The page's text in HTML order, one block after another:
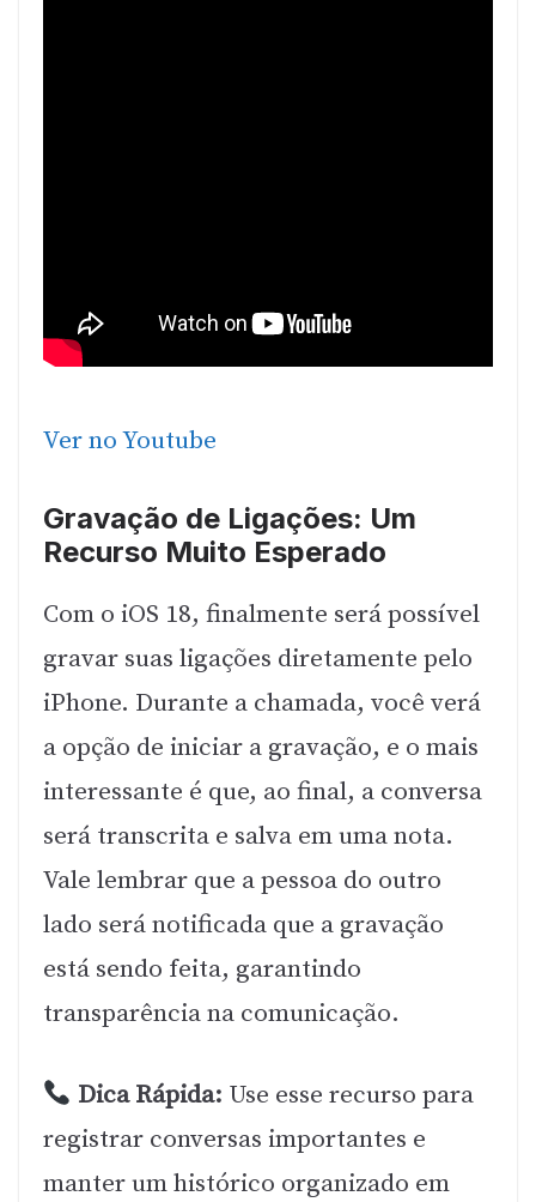
Ver no Youtube
Gravação de Ligações: Um
Recurso Muito Esperado
Com o iOS 18, finalmente será possível
gravar suas ligações diretamente pelo
iPhone. Durante a chamada, você verá
a opção de iniciar a gravação, e o mais
interessante é que, ao final, a conversa
será transcrita e salva em uma nota.
Vale lembrar que a pessoa do outro
lado será notificada que a gravação
está sendo feita, garantindo
transparência na comunicação.
Dica Rápida: Use esse recurso para
registrar conversas importantes e
manter um histórico organizado em